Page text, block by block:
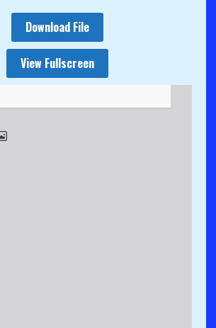
Download File
View Fullscreen